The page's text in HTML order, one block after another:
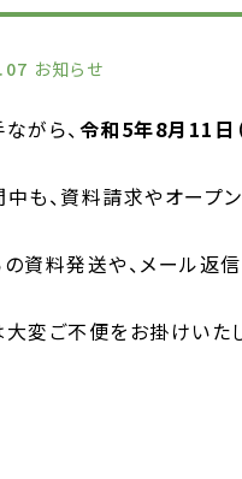
お知らせ
がら、 令和5年8月11日
も、資料請求やオープ
資料発送や、メール返信
変ご不便をお掛けいた